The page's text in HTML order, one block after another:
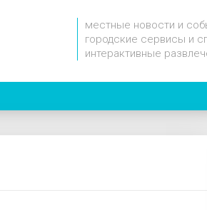
местные новости и
городские сервисы и
интерактивные